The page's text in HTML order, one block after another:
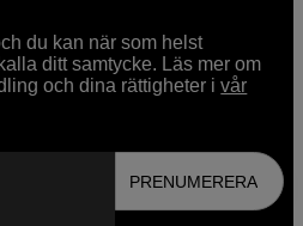
du kan när som helst
ditt samtycke. Läs mer om
och dina rättigheter ivår
PRENUMERERA